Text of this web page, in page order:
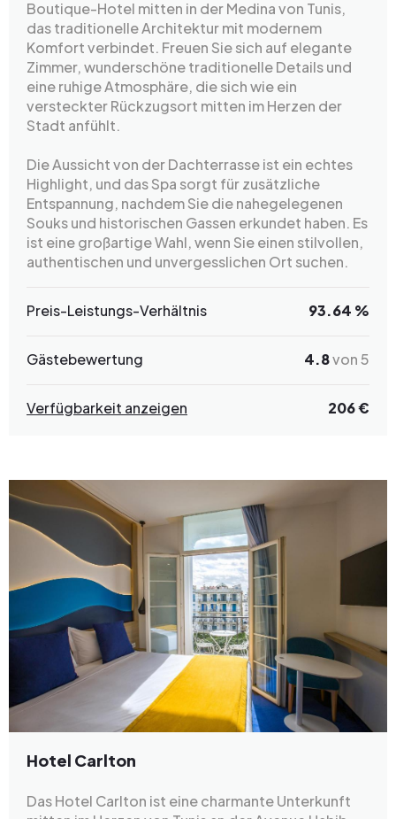
Boutique-Hotel mitten in der Medina von Tunis,
das traditionelle Architektur mit modernem
Komfort verbindet. Freuen Sie sich auf elegante
Zimmer, wunderschöne traditionelle Details und
eine ruhige Atmosphäre, die sich wie ein
versteckter Rückzugsort mitten im Herzen der
Stadt anfühlt.
Die Aussicht von der Dachterrasse ist ein echtes
Highlight, und das Spa sorgt für zusätzliche
Entspannung, nachdem Sie die nahegelegenen
Souks und historischen Gassen erkundet haben. Es
ist eine großartige Wahl, wenn Sie einen stilvollen,
authentischen und unvergesslichen Ort suchen.
Preis-Leistungs-Verhältnis 93.64 %
Gästebewertung 4.8von 5
Verfügbarkeit anzeigen 206 €
Hotel Carlton
Das Hotel Carlton ist eine charmante Unterkunft